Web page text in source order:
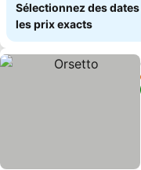
Sélectionnez des
les prix exacts